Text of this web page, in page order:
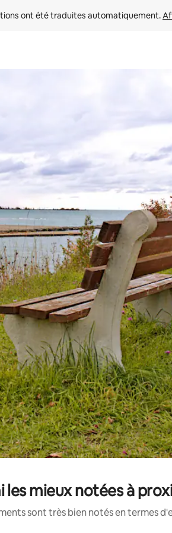
ont été traduites automatiquement.
et vers le bas pour les parcourir ou en
les mieux notées à
sont très bien notés en termes